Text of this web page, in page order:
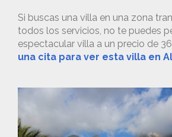
Si buscas una villa en una zona
todos los servicios, no te puedes
espectacular villa a un precio de
una cita para ver esta villa en